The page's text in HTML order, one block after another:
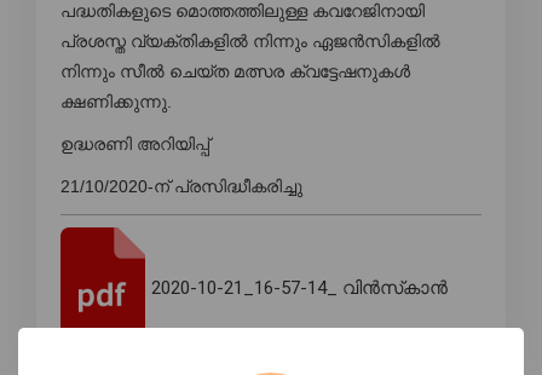
പദ്ധതികളുടെ മൊത്തത്തിലുള്ള കവറേജിനായി
പ്രശസ്ത വ്യക്തികളിൽ നിന്നും ഏജൻസികളിൽ
നിന്നും സീൽ ചെയ്ത മത്സര ക്വട്ടേഷനുകൾ
ക്ഷണിക്കുന്നു.
ഉദ്ധരണി അറിയിപ്പ്
21/10/2020-ന് പ്രസിദ്ധീകരിച്ചു
2020-10-21_16-57-14_ വിൻസ്‌കാൻ